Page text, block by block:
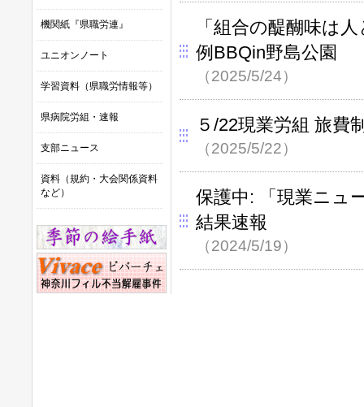
「組合の醍醐味は
例BBQin野島公園
（2025/5/24）
５/22現業労組 旅費
（2025/5/22）
保護中: 「現業ニュ
結果速報
（2024/5/19）
機関紙『県職労連』
ユニオンノート
学習資料（県職労情報等）
県病院労組・速報
支部ニュース
資料（規約・大会関係資料
など）